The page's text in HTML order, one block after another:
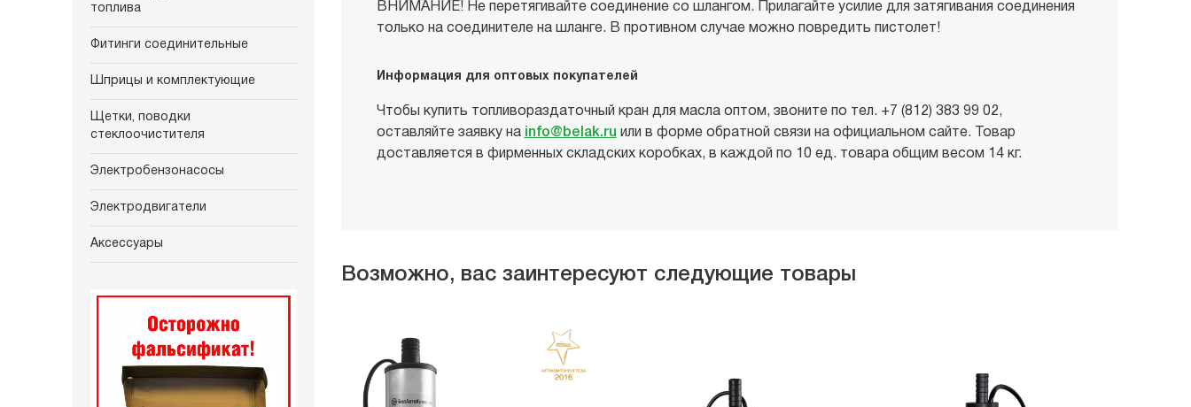
топлива
Фитинги соединительные
Шприцы и комплектующие
Щетки, поводки
стеклоочистителя
Электробензонасосы
Электродвигатели
Аксессуары
ВНИМАНИЕ! Не перетягивайте соединение со шлангом. Прилагайте усилие для затягивания соединения
только на соединителе на шланге. В противном случае можно повредить пистолет!
Информация для оптовых покупателей
Чтобы купить топливораздаточный кран для масла оптом, звоните по тел. +7 (812) 383 99 02,
оставляйте заявку на
info@belak.ru или в форме обратной связи на официальном сайте. Товар
доставляется в фирменных складских коробках, в каждой по 10 ед. товара общим весом 14 кг.
Возможно, вас заинтересуют следующие товары